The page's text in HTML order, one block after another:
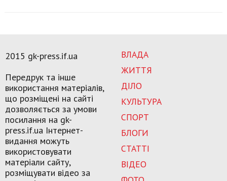
ВЛАДА
ЖИТТЯ
ДІЛО
КУЛЬТУРА
СПОРТ
БЛОГИ
СТАТТІ
ВІДЕО
2015 gk-press.if.ua
Передрук та інше
використання матеріалів,
що розміщені на сайті
дозволяється за умови
посилання на gk-
press.if.ua Інтернет-
видання можуть
використовувати
матеріали сайту,
розміщувати відео за